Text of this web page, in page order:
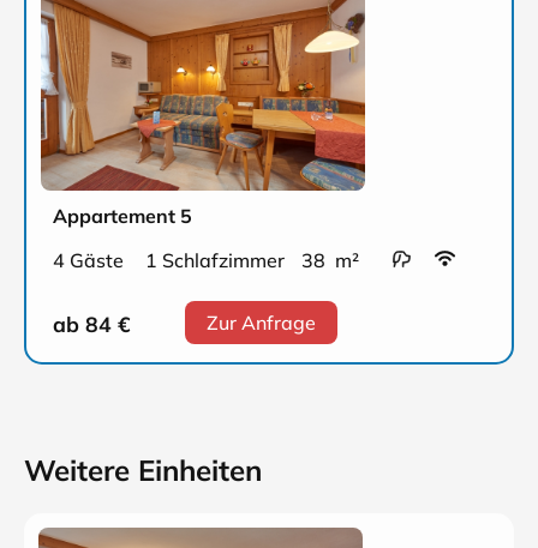
Appartement 5
4 Gäste
1 Schlafzimmer 38 m²
ab 84 € Zur Anfrage
Weitere Einheiten